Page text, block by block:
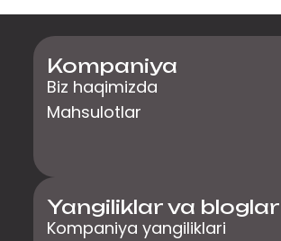
Kompaniya
Biz haqimizda
Mahsulotlar
Yangiliklar va bloglar
Kompaniya yangiliklari